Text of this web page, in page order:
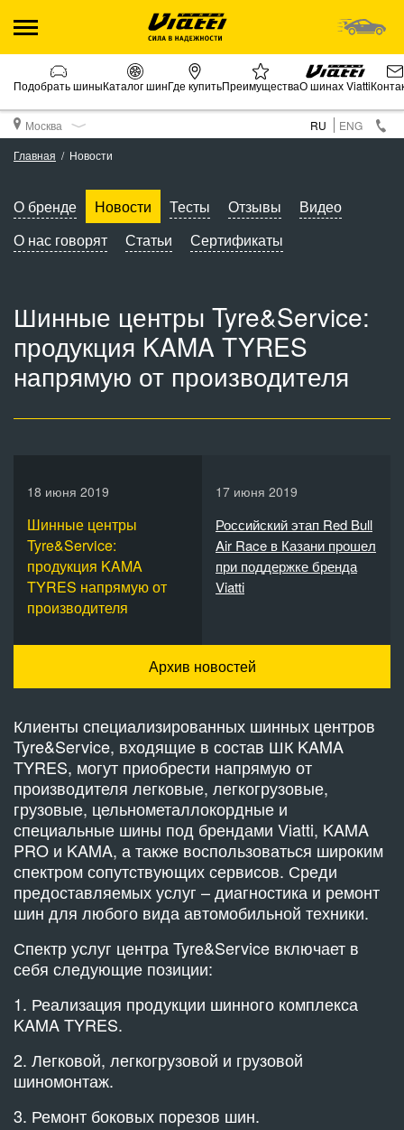
Подобрать шиныКаталог шинГде купитьПреимуществаО шинах Viatti
Москва RU
ENG
Главная
Новости
О бренде Новости Тесты Отзывы
Видео
О нас говорят
Статьи Сертификаты
Шинные центры Tyre&Service:
продукция KAMA TYRES
напрямую от производителя
18 июня 2019
Шинные центры
Tyre&Service:
продукция KAMA
TYRES напрямую от
производителя
17 июня 2019
Российский этап Red Bull
Air Race в Казани прошел
при поддержке бренда
Viatti
Архив новостей
Клиенты специализированных шинных центров
Tyre&Service, входящие в состав ШК KAMA
TYRES, могут приобрести напрямую от
производителя легковые, легкогрузовые,
грузовые, цельнометаллокордные и
специальные шины под брендами Viatti, KAMA
PRO и KAMA, а также воспользоваться широким
спектром сопутствующих сервисов. Среди
предоставляемых услуг – диагностика и ремонт
шин для любого вида автомобильной техники.
Спектр услуг центра Tyre&Service включает в
себя следующие позиции:
1. Реализация продукции шинного комплекса
KAMA TYRES.
2. Легковой, легкогрузовой и грузовой
шиномонтаж.
3. Ремонт боковых порезов шин.